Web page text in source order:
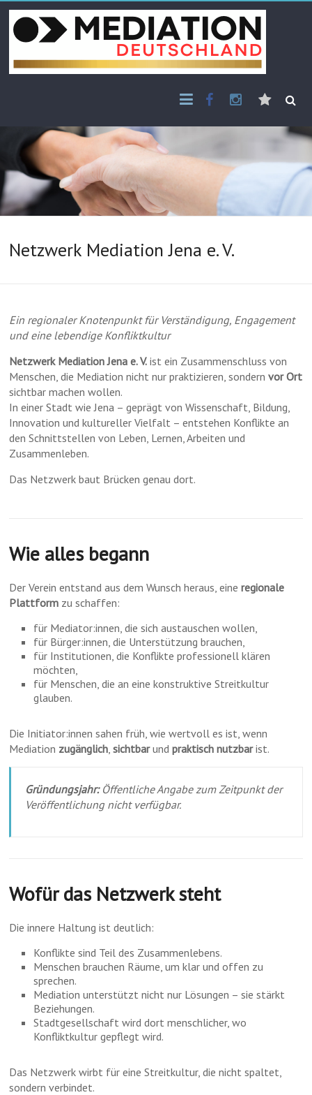
Skip
content
Mail
Netzwerk Mediation Jena e. V.
Ein regionaler Knotenpunkt für Verständigung, Engagement
und eine lebendige Konfliktkultur
Netzwerk Mediation Jena e. V. ist ein Zusammenschluss von
Menschen, die Mediation nicht nur praktizieren, sondernvor Ort
sichtbar machen wollen.
In einer Stadt wie Jena – geprägt von Wissenschaft, Bildung,
Innovation und kultureller Vielfalt – entstehen Konflikte an
den Schnittstellen von Leben, Lernen, Arbeiten und
Zusammenleben.
Das Netzwerk baut Brücken genau dort.
Wie alles begann
Der Verein entstand aus dem Wunsch heraus, eineregionale
Plattform zu schaffen:
für Mediator:innen, die sich austauschen wollen,
für Bürger:innen, die Unterstützung brauchen,
für Institutionen, die Konflikte professionell klären
möchten,
für Menschen, die an eine konstruktive Streitkultur
glauben.
Die Initiator:innen sahen früh, wie wertvoll es ist, wenn
Mediation zugänglich ,sichtbarundpraktisch nutzbarist.
Gründungsjahr:Öffentliche Angabe zum Zeitpunkt der
Veröffentlichung nicht verfügbar.
Wofür das Netzwerk steht
Die innere Haltung ist deutlich:
Konflikte sind Teil des Zusammenlebens.
Menschen brauchen Räume, um klar und offen zu
sprechen.
Mediation unterstützt nicht nur Lösungen – sie stärkt
Beziehungen.
Stadtgesellschaft wird dort menschlicher, wo
Konfliktkultur gepflegt wird.
Das Netzwerk wirbt für eine Streitkultur, die nicht spaltet,
sondern verbindet.